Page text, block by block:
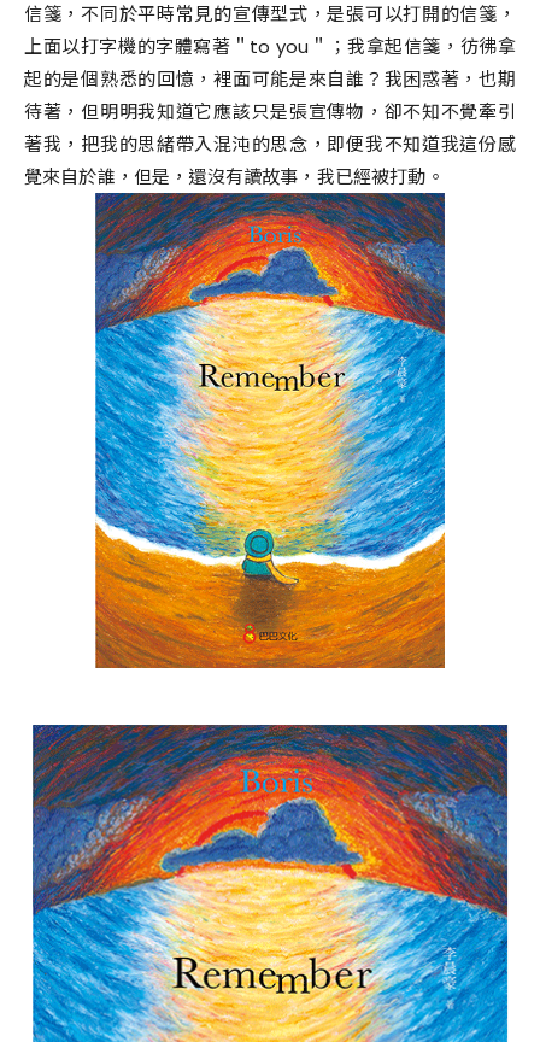
信箋，不同於平時常見的宣傳型式，是張可以打開的信箋，
上面以打字機的字體寫著＂to you＂；我拿起信箋，彷彿拿
起的是個熟悉的回憶，裡面可能是來自誰？我困惑著，也期
待著，但明明我知道它應該只是張宣傳物，卻不知不覺牽引
著我，把我的思緒帶入混沌的思念，即便我不知道我這份感
覺來自於誰，但是，還沒有讀故事，我已經被打動。